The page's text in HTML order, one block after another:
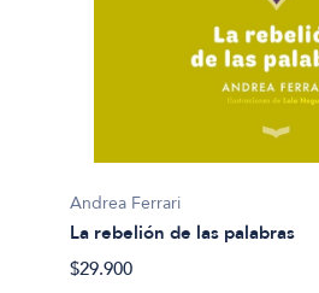
Andrea Ferrari
La rebelión de las palabras
$29.900